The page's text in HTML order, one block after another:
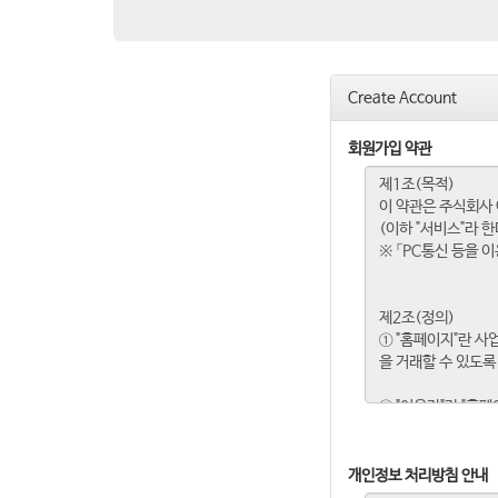
Create Account
회원가입 약관
개인정보 처리방침 안내